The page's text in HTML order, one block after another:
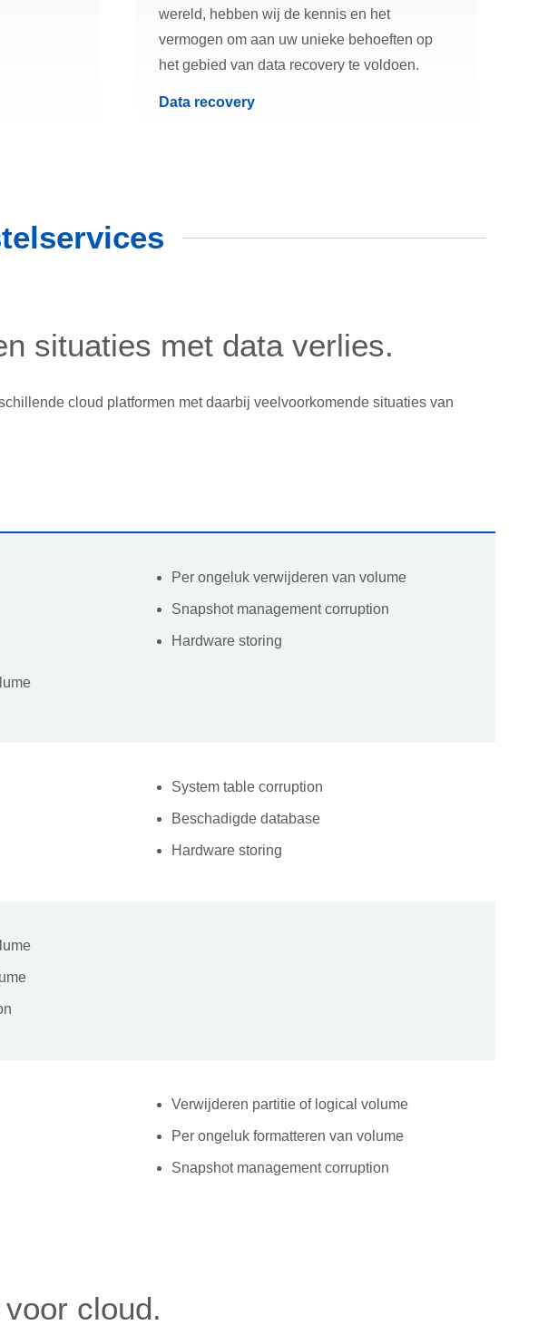
wereld, hebben wij de kennis en het
vermogen om aan uw unieke behoeften op
het gebied van data recovery te voldoen.
Data recovery
situaties met data verlies.
cloud platformen met daarbij veelvoorkomende situaties van
Per ongeluk verwijderen van volume
Snapshot management corruption
Hardware storing
System table corruption
Beschadigde database
Hardware storing
Verwijderen partitie of logical volume
Per ongeluk formatteren van volume
Snapshot management corruption
cloud.